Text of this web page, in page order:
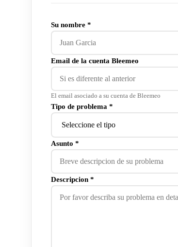
Su nombre *
Email de la cuenta Bleemeo
El email asociado a su cuenta de Bleemeo
Tipo de problema *
Asunto *
Descripcion *